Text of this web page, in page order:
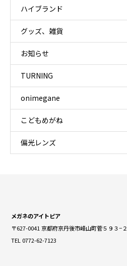
ハイブランド
グッズ、雑貨
お知らせ
TURNING
onimegane
こどもめがね
偏光レンズ
メガネのアイトピア
〒627-0041 京都府京丹後市峰山町菅５９３−２
TEL 0772-62-7123